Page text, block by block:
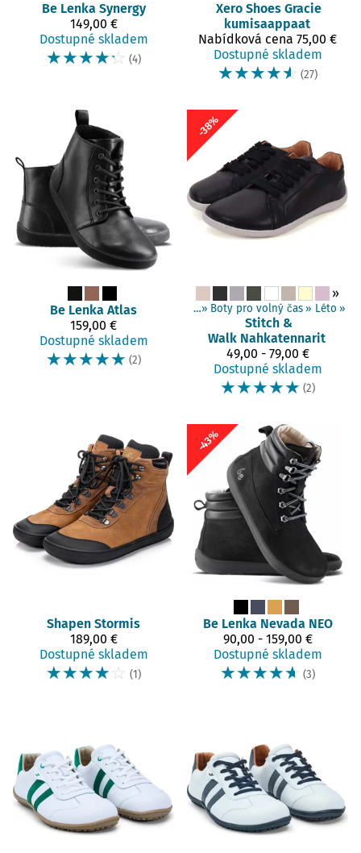
Be Lenka Synergy
149,00 €
Dostupné skladem
☆☆☆☆☆ (4)
Xero Shoes Gracie
kumisaappaat
Nabídková cena 75,00 €
Dostupné skladem
☆☆☆☆☆ (27)
Be Lenka Atlas
159,00 €
Dostupné skladem
☆☆☆☆☆ (2)
-38%
»
‪»Barefoot boty‪»Dospělí boty ‪» Boty pro volný čas ‪» Léto ‪»
Stitch &
Walk Nahkatennarit
49,00 - 79,00 €
Dostupné skladem
☆☆☆☆☆ (2)
Shapen Stormis
189,00 €
Dostupné skladem
☆☆☆☆☆ (1)
-43%
Be Lenka Nevada NEO
90,00 - 159,00 €
Dostupné skladem
☆☆☆☆☆ (3)